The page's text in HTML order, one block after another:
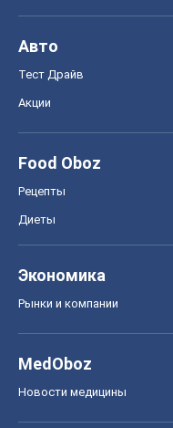
Авто
Тест Драйв
Акции
Food Oboz
Рецепты
Диеты
Экономика
Рынки и компании
MedOboz
Новости медицины